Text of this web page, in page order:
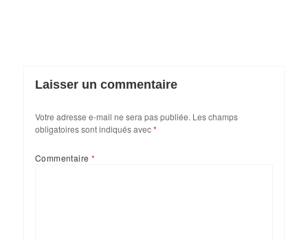
Laisser un commentaire
Votre adresse e-mail ne sera pas publiée. Les champs
obligatoires sont indiqués avec*
Commentaire*